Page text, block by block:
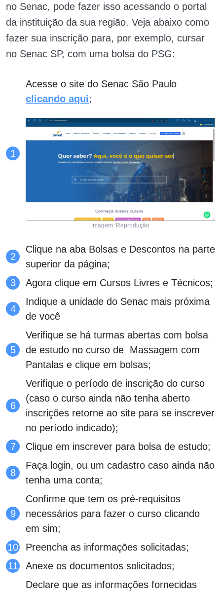
no Senac, pode fazer isso acessando o portal
da instituição da sua região. Veja abaixo como
fazer sua inscrição para, por exemplo, cursar
no Senac SP, com uma bolsa do PSG:
Acesse o site do Senac São Paulo
clicando aqui;
Imagem: Reprodução
Clique na aba Bolsas e Descontos na parte
superior da página;
Agora clique em Cursos Livres e Técnicos;
Indique a unidade do Senac mais próxima
de você
Verifique se há turmas abertas com bolsa
de estudo no curso de Massagem com
Pantalas e clique em bolsas;
Verifique o período de inscrição do curso
(caso o curso ainda não tenha aberto
inscrições retorne ao site para se inscrever
no período indicado);
Clique em inscrever para bolsa de estudo;
Faça login, ou um cadastro caso ainda não
tenha uma conta;
Confirme que tem os pré-requisitos
necessários para fazer o curso clicando
em sim;
Preencha as informações solicitadas;
Anexe os documentos solicitados;
Declare que as informações fornecidas